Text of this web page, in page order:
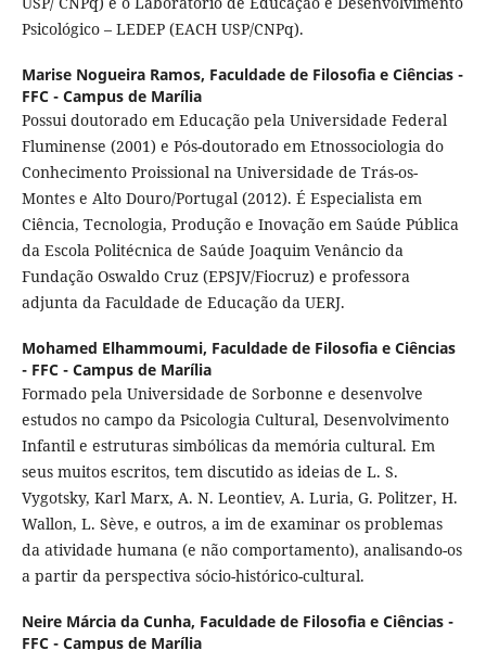
Psicológico – LEDEP (EACH USP/CNPq).
Marise Nogueira Ramos, Faculdade de Filosofia e Ciências -
FFC - Campus de Marília
Possui doutorado em Educação pela Universidade Federal
Fluminense (2001) e Pós-doutorado em Etnossociologia do
Conhecimento Proissional na Universidade de Trás-os-
Montes e Alto Douro/Portugal (2012). É Especialista em
Ciência, Tecnologia, Produção e Inovação em Saúde Pública
da Escola Politécnica de Saúde Joaquim Venâncio da
Fundação Oswaldo Cruz (EPSJV/Fiocruz) e professora
adjunta da Faculdade de Educação da UERJ.
Mohamed Elhammoumi, Faculdade de Filosofia e Ciências
- FFC - Campus de Marília
Formado pela Universidade de Sorbonne e desenvolve
estudos no campo da Psicologia Cultural, Desenvolvimento
Infantil e estruturas simbólicas da memória cultural. Em
seus muitos escritos, tem discutido as ideias de L. S.
Vygotsky, Karl Marx, A. N. Leontiev, A. Luria, G. Politzer, H.
Wallon, L. Sève, e outros, a im de examinar os problemas
da atividade humana (e não comportamento), analisando-os
a partir da perspectiva sócio-histórico-cultural.
Neire Márcia da Cunha, Faculdade de Filosofia e Ciências -
FFC - Campus de Marília